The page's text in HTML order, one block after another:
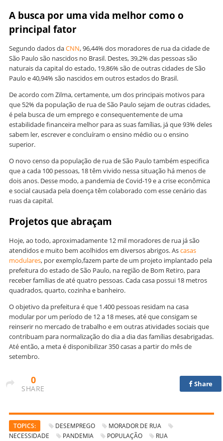
A busca por uma vida melhor como o
principal fator
Segundo dados daCNN, 96,44% dos moradores de rua da cidade de
São Paulo são nascidos no Brasil. Destes, 39,2% das pessoas são
naturais da capital do estado, 19,86% são de outras cidades de São
Paulo e 40,94% são nascidos em outros estados do Brasil.
De acordo com Zilma, certamente, um dos principais motivos para
que 52% da população de rua de São Paulo sejam de outras cidades,
é pela busca de um emprego e consequentemente de uma
estabilidade financeira melhor para as suas famílias, já que 93% deles
sabem ler, escrever e concluíram o ensino médio ou o ensino
superior.
O novo censo da população de rua de São Paulo também especifica
que a cada 100 pessoas, 18 têm vivido nessa situação há menos de
dois anos. Desse modo, a pandemia de Covid-19 e a crise econômica
e social causada pela doença têm colaborado com esse cenário das
ruas da capital.
Projetos que abraçam
Hoje, ao todo, aproximadamente 12 mil moradores de rua já são
atendidos e muito bem acolhidos em diversos abrigos. Ascasas
modulares, por exemplo,fazem parte de um projeto implantado pela
prefeitura do estado de São Paulo, na região de Bom Retiro, para
receber famílias de até quatro pessoas. Cada casa possui 18 metros
quadrados, quarto, cozinha e banheiro.
O objetivo da prefeitura é que 1.400 pessoas residam na casa
modular por um período de 12 a 18 meses, até que consigam se
reinserir no mercado de trabalho e em outras atividades sociais que
contribuam para normalização do dia a dia das famílias desabrigadas.
Até então, a meta é disponibilizar 350 casas a partir do mês de
setembro.
0
SHARE
Share
TOPICS: DESEMPREGO
MORADOR DE RUA
NECESSIDADE
PANDEMIA POPULAÇÃO RUA